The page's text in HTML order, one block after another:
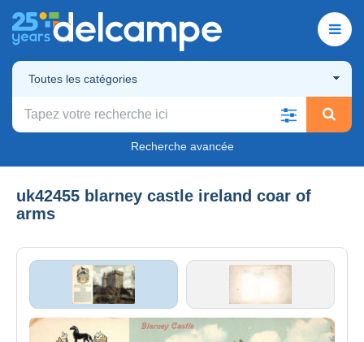
Toutes les catégories
Recherche avancée
uk42455 blarney castle ireland coar of
arms